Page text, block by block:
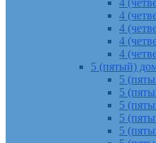
4
4
4
4
4
5 (пятый)
5
5
5
5
5